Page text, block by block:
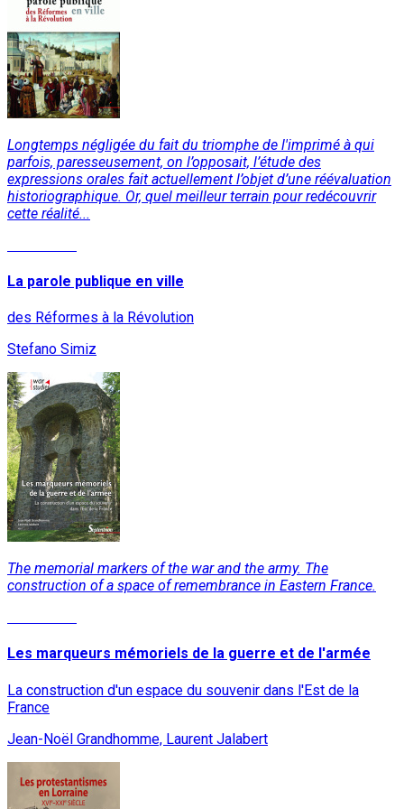
Longtemps négligée du fait du triomphe de l'imprimé à qui
parfois, paresseusement, on l’opposait, l’étude des
expressions orales fait actuellement l’objet d’une réévaluation
historiographique. Or, quel meilleur terrain pour redécouvrir
cette réalité...
La parole publique en ville
des Réformes à la Révolution
Stefano Simiz
The memorial markers of the war and the army. The
construction of a space of remembrance in Eastern France.
Les marqueurs mémoriels de la guerre et de l'armée
La construction d'un espace du souvenir dans l'Est de la
France
Jean-Noël Grandhomme, Laurent Jalabert